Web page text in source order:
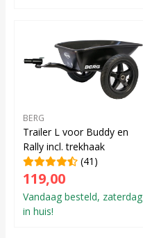
BERG
Trailer L voor Buddy en
Rally incl. trekhaak
(41)
119,00
Vandaag besteld, zaterdag
in huis!